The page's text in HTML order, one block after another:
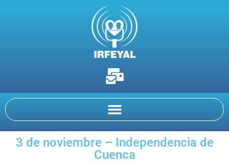
3 de noviembre – Independencia de
Cuenca